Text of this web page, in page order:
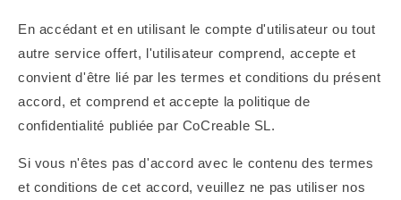
En accédant et en utilisant le compte d'utilisateur ou tout
autre service offert, l'utilisateur comprend, accepte et
convient d'être lié par les termes et conditions du présent
accord, et comprend et accepte la politique de
confidentialité publiée par CoCreable SL.
Si vous n'êtes pas d'accord avec le contenu des termes
et conditions de cet accord, veuillez ne pas utiliser nos